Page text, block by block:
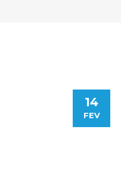
14
FEV